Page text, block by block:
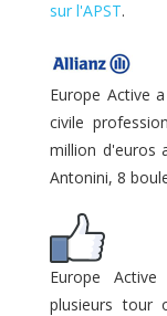
sur l'APST.
Europe Active
civile
million d'euros
Antonini, 8
Europe
plusieurs tour